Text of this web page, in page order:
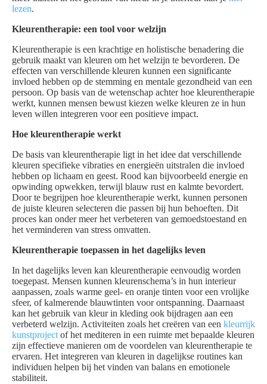
lezen.
Kleurentherapie: een tool voor welzijn
Kleurentherapie is een krachtige en holistische benadering die
gebruik maakt van kleuren om het welzijn te bevorderen. De
effecten van verschillende kleuren kunnen een significante
invloed hebben op de stemming en mentale gezondheid van een
persoon. Op basis van de wetenschap achter hoe kleurentherapie
werkt, kunnen mensen bewust kiezen welke kleuren ze in hun
leven willen integreren voor een positieve impact.
Hoe kleurentherapie werkt
De basis van kleurentherapie ligt in het idee dat verschillende
kleuren specifieke vibraties en energieën uitstralen die invloed
hebben op lichaam en geest. Rood kan bijvoorbeeld energie en
opwinding opwekken, terwijl blauw rust en kalmte bevordert.
Door te begrijpen hoe kleurentherapie werkt, kunnen personen
de juiste kleuren selecteren die passen bij hun behoeften. Dit
proces kan onder meer het verbeteren van gemoedstoestand en
het verminderen van stress omvatten.
Kleurentherapie toepassen in het dagelijks leven
In het dagelijks leven kan kleurentherapie eenvoudig worden
toegepast. Mensen kunnen kleurenschema’s in hun interieur
aanpassen, zoals warme geel- en oranje tinten voor een vrolijke
sfeer, of kalmerende blauwtinten voor ontspanning. Daarnaast
kan het gebruik van kleur in kleding ook bijdragen aan een
verbeterd welzijn. Activiteiten zoals het creëren van een kleurrijk
kunstproject of het mediteren in een ruimte met bepaalde kleuren
zijn effectieve manieren om de voordelen van kleurentherapie te
ervaren. Het integreren van kleuren in dagelijkse routines kan
individuen helpen bij het vinden van balans en emotionele
stabiliteit.